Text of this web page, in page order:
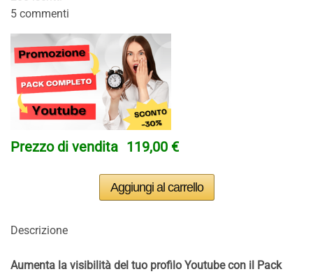
5 commenti
Prezzo di vendita 119,00 €
Descrizione
Aumenta la visibilità del tuo profilo Youtube con il Pack